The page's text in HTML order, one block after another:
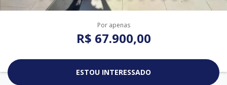
Por apenas
R$ 67.900,00
ESTOU INTERESSADO